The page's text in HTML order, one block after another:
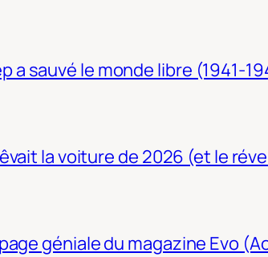
a sauvé le monde libre (1941-
la voiture de 2026 (et le
géniale du magazine Evo